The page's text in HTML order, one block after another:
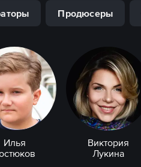
Продюсеры
Илья
Виктория
Лукина